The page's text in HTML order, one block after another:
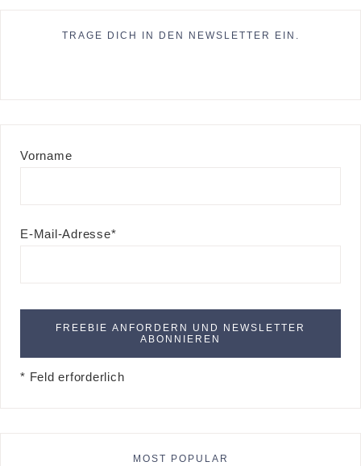
TRAGE DICH IN DEN NEWSLETTER EIN.
Vorname
E-Mail-Adresse*
* Feld erforderlich
MOST POPULAR